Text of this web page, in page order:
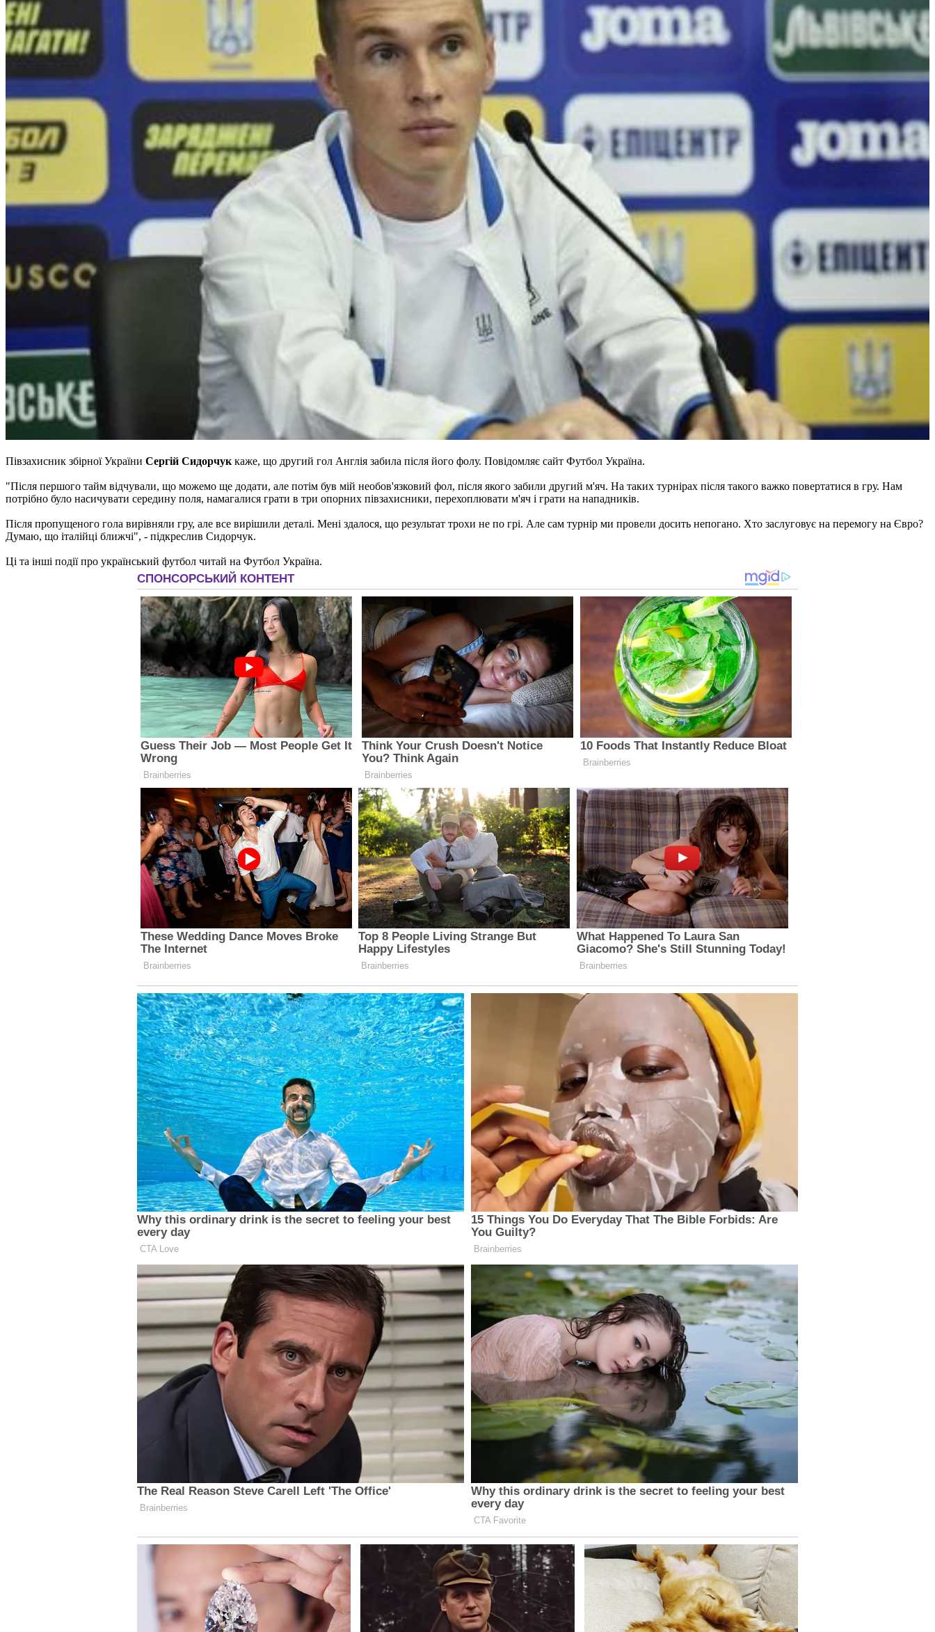
Півзахисник збірної України Сергій Сидорчук каже, що другий гол Англія забила після його фолу. Повідомляє сайт Футбол Україна.
"Після першого тайм відчували, що можемо ще додати, але потім був мій необов'язковий фол, після якого забили другий м'яч. На таких турнірах після такого важко повертатися в гру. Нам
потрібно було насичувати середину поля, намагалися грати в три опорних півзахисники, перехоплювати м'яч і грати на нападників.
Після пропущеного гола вирівняли гру, але все вирішили деталі. Мені здалося, що результат трохи не по грі. Але сам турнір ми провели досить непогано. Хто заслуговує на перемогу на Євро?
Думаю, що італійці ближчі", - підкреслив Сидорчук.
Ці та інші події про український футбол читай на Футбол Україна.